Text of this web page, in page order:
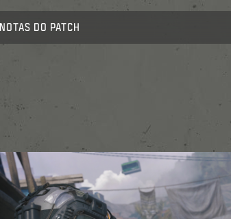
NOTAS DO PATCH